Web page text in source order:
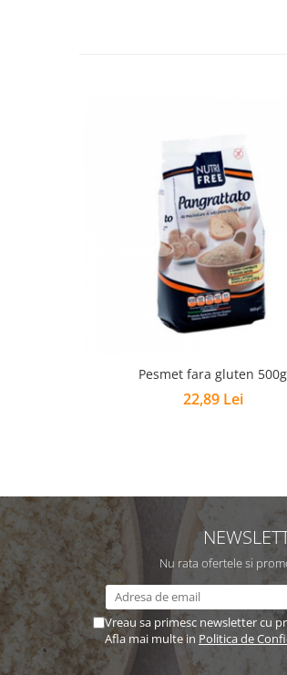
Pesmet fara gluten 500g
22,89 Lei
Nu rata ofertele si
Vreau sa primesc newsletter cu
Afla mai multe in Politica de